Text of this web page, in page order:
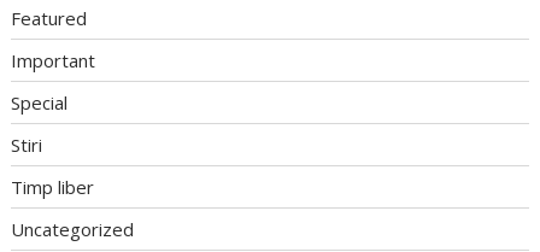
Featured
Important
Special
Stiri
Timp liber
Uncategorized